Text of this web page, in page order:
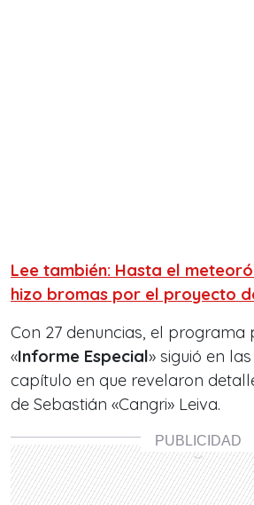
Lee también: Hasta el
hizo bromas por el proyecto
Con 27 denuncias, el programa
«Informe Especial» siguió en
capítulo en que revelaron
de Sebastián «Cangri» Leiva.